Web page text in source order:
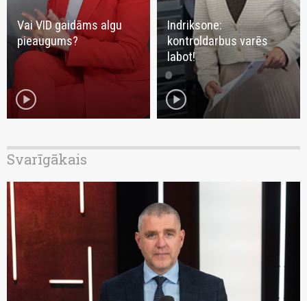
Vai VID gaidāms algu
pieaugums?
play_circle
Indriksone:
kontroldarbus varēs
labot!
play_circle
Svarīgākais